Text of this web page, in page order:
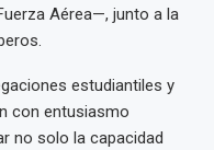
Aérea—, junto a la
estudiantiles y
con entusiasmo
no solo la capacidad